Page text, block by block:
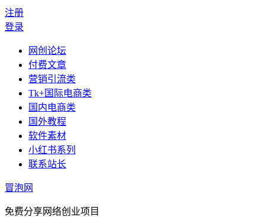
注册
登录
网创论坛
付费文章
营销引流类
Tk+国际电商类
国内电商类
国外教程
软件素材
小红书系列
联系站长
冒泡网
免费分享网络创业项目